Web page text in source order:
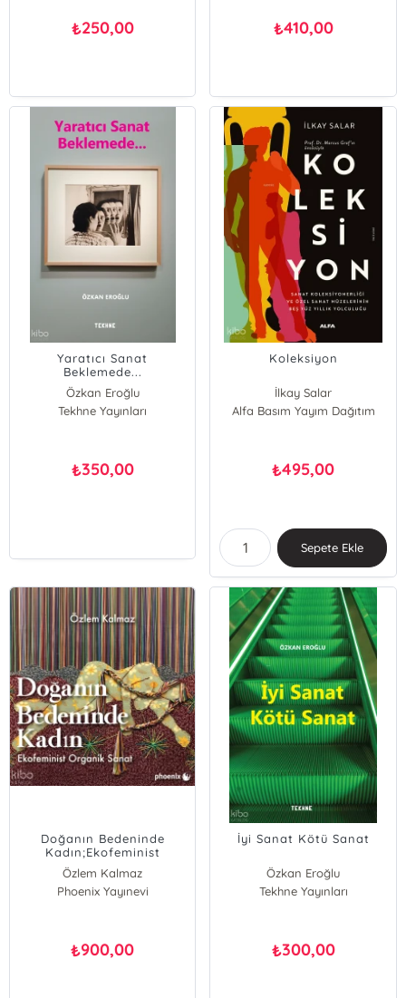
₺250,00 ₺410,00
Yaratıcı Sanat
Beklemede...
Özkan Eroğlu
Tekhne Yayınları
₺350,00
Koleksiyon
İlkay Salar
Alfa Basım Yayım Dağıtım
₺495,00
Sepete Ekle
Doğanın Bedeninde
Kadın;Ekofeminist
Organik Sanat
Özlem Kalmaz
Phoenix Yayınevi
₺900,00
İyi Sanat Kötü Sanat
Özkan Eroğlu
Tekhne Yayınları
₺300,00